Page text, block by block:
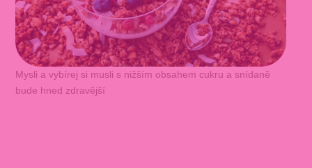
Mysli a vybírej si musli s nižším obsahem cukru a snídaně
bude hned zdravější